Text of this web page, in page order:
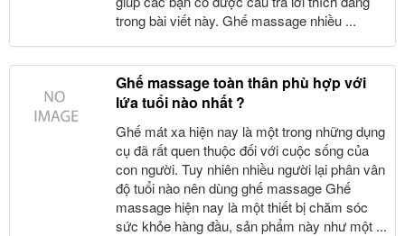
trong bài viết này. Ghế massage nhiều ...
Ghế massage toàn thân phù hợp với
lứa tuổi nào nhất ?
Ghế mát xa hiện nay là một trong những dụng
cụ đã rất quen thuộc đối với cuộc sống của
con người. Tuy nhiên nhiều người lại phân vân
độ tuổi nào nên dùng ghế massage Ghế
massage hiện nay là một thiết bị chăm sóc
sức khỏe hàng đầu, sản phẩm này như một ...